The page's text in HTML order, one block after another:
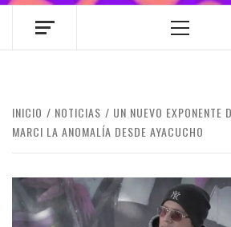
Menú
INICIO NOTICIAS
UN NUEVO EXPONENTE
MARCI LA ANOMALÍA DESDE AYACUCHO